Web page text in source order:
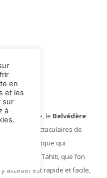
de Temae, le Belvédère
les plus spectaculaires de
vue panoramique qui
et l’île de Tahiti, que l’on
accéder est rapide et facile,
en
et les
sur
à